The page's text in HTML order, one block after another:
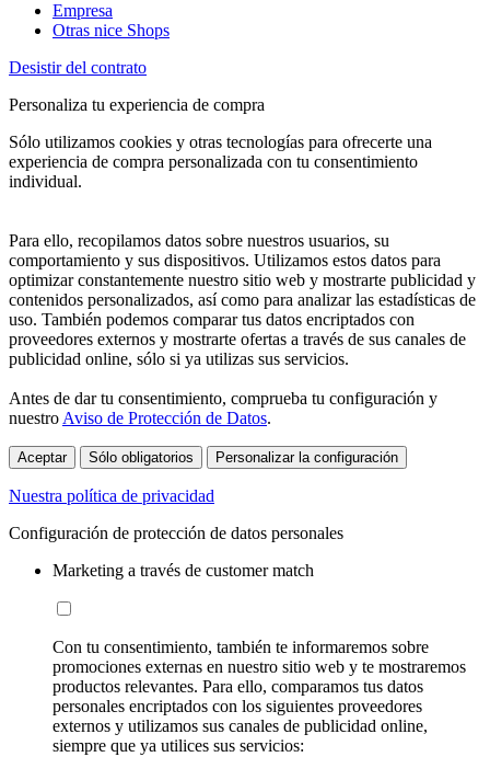
Empresa
Otras nice Shops
Desistir del contrato
Personaliza tu experiencia de compra
Sólo utilizamos cookies y otras tecnologías para ofrecerte una
experiencia de compra personalizada con tu consentimiento
individual.
Para ello, recopilamos datos sobre nuestros usuarios, su
comportamiento y sus dispositivos. Utilizamos estos datos para
optimizar constantemente nuestro sitio web y mostrarte publicidad y
contenidos personalizados, así como para analizar las estadísticas de
uso. También podemos comparar tus datos encriptados con
proveedores externos y mostrarte ofertas a través de sus canales de
publicidad online, sólo si ya utilizas sus servicios.
Antes de dar tu consentimiento, comprueba tu configuración y
nuestroAviso de Protección de Datos.
Aceptar Sólo obligatorios Personalizar la configuración
Nuestra política de privacidad
Configuración de protección de datos personales
Marketing a través de customer match
Con tu consentimiento, también te informaremos sobre
promociones externas en nuestro sitio web y te mostraremos
productos relevantes. Para ello, comparamos tus datos
personales encriptados con los siguientes proveedores
externos y utilizamos sus canales de publicidad online,
siempre que ya utilices sus servicios: